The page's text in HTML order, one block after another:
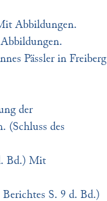
Abbildungen.
Pässler in Freiberg
der
(Schluss des
Bd.) Mit
S. 9 d. Bd.)